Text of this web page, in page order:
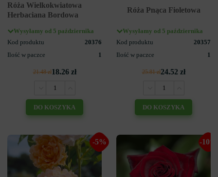
Róża Wielkokwiatowa
Herbaciana Bordowa
Wysyłamy od 5 października
Kod produktu
20376
Ilość w paczce
1
21.48 zł18.26 zł
DO KOSZYKA
Róża Pnąca Fioletowa
Wysyłamy od 5 października
Kod produktu
20357
Ilość w paczce
1
25.81 zł24.52 zł
DO KOSZYKA
-5% -10%